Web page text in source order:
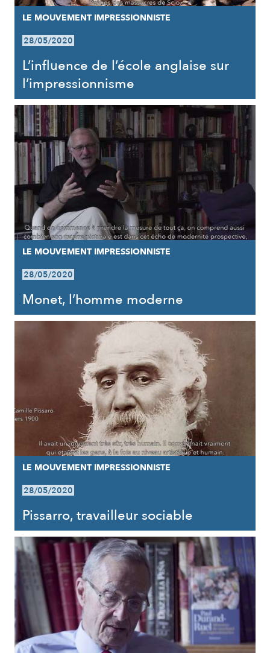
LE MOUVEMENT IMPRESSIONNISTE
28/05/2020
L’influence de l’école anglaise sur
l’impressionnisme
LE MOUVEMENT IMPRESSIONNISTE
28/05/2020
Monet, l’homme moderne
LE MOUVEMENT IMPRESSIONNISTE
28/05/2020
Pissarro, travailleur sociable